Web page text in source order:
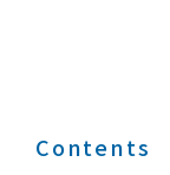
Contents